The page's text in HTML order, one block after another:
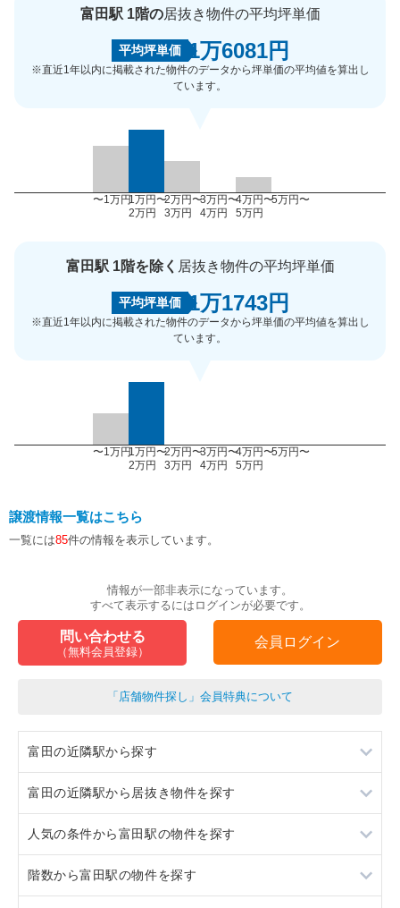
富田駅 1階の居抜き物件の平均坪単価
平均坪単価 1万6081円
※直近1年以内に掲載された物件のデータから坪単価の平均値を算出し
ています。
〜1万円1万円〜
2万円
2万円〜
3万円
3万円〜
4万円
4万円〜
5万円
5万円〜
富田駅 1階を除く 居抜き物件の平均坪単価
平均坪単価 1万1743円
※直近1年以内に掲載された物件のデータから坪単価の平均値を算出し
ています。
〜1万円1万円〜
2万円
2万円〜
3万円
3万円〜
4万円
4万円〜
5万円
5万円〜
譲渡情報一覧はこちら
一覧には85件の情報を表示しています。
情報が一部非表示になっています。
すべて表示するにはログインが必要です。
問い合わせる
（無料会員登録）
会員ログイン
「店舗物件探し」会員特典について
富田の近隣駅から探す
総持寺
高槻市
茨木市
富田の近隣駅から居抜き物件を探す
総持寺
高槻市
人気の条件から富田駅の物件を探す
居抜き
階数から富田駅の物件を探す